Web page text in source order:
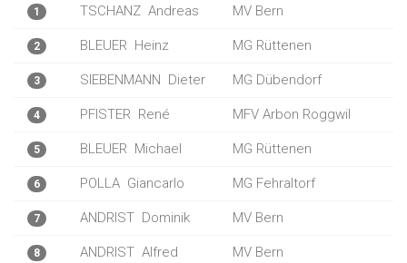
1 TSCHANZ Andreas MV Bern
2 BLEUER Heinz MG Rüttenen
3 SIEBENMANN Dieter MG Dübendorf
4 PFISTER René MFV Arbon Roggwil
5 BLEUER Michael MG Rüttenen
6 POLLA Giancarlo MG Fehraltorf
7 ANDRIST Dominik MV Bern
8 ANDRIST Alfred MV Bern